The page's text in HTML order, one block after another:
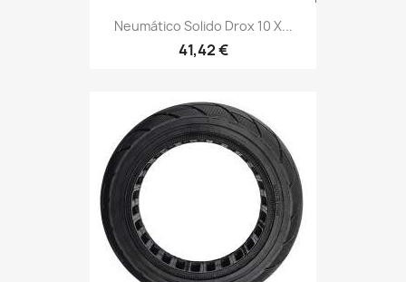
Neumático Solido Drox 10 X...
41,42 €